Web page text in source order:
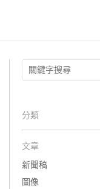
分類
文章
新聞稿
圖像